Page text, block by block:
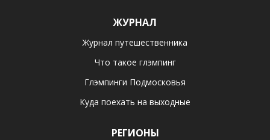
ЖУРНАЛ
Журнал путешественника
Что такое глэмпинг
Глэмпинги Подмосковья
Куда поехать на выходные
РЕГИОНЫ